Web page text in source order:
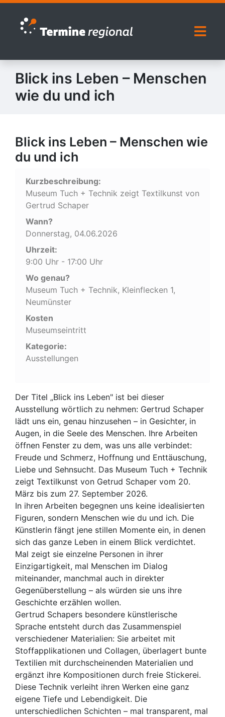
Zur Navigation springen
Zum Inhalt springen
Blick ins Leben – Menschen
wie du und ich
Blick ins Leben – Menschen wie
du und ich
Kurzbeschreibung:
Museum Tuch + Technik zeigt Textilkunst von
Gertrud Schaper
Wann?
Donnerstag, 04.06.2026
Uhrzeit:
9:00 Uhr - 17:00 Uhr
Wo genau?
Museum Tuch + Technik, Kleinflecken 1,
Neumünster
Kosten
Museumseintritt
Kategorie:
Ausstellungen
Der Titel „Blick ins Leben" ist bei dieser
Ausstellung wörtlich zu nehmen: Gertrud Schaper
lädt uns ein, genau hinzusehen – in Gesichter, in
Augen, in die Seele des Menschen. Ihre Arbeiten
öffnen Fenster zu dem, was uns alle verbindet:
Freude und Schmerz, Hoffnung und Enttäuschung,
Liebe und Sehnsucht. Das Museum Tuch + Technik
zeigt Textilkunst von Getrud Schaper vom 20.
März bis zum 27. September 2026.
In ihren Arbeiten begegnen uns keine idealisierten
Figuren, sondern Menschen wie du und ich. Die
Künstlerin fängt jene stillen Momente ein, in denen
sich das ganze Leben in einem Blick verdichtet.
Mal zeigt sie einzelne Personen in ihrer
Einzigartigkeit, mal Menschen im Dialog
miteinander, manchmal auch in direkter
Gegenüberstellung – als würden sie uns ihre
Geschichte erzählen wollen.
Gertrud Schapers besondere künstlerische
Sprache entsteht durch das Zusammenspiel
verschiedener Materialien: Sie arbeitet mit
Stoffapplikationen und Collagen, überlagert bunte
Textilien mit durchscheinenden Materialien und
ergänzt ihre Kompositionen durch freie Stickerei.
Diese Technik verleiht ihren Werken eine ganz
eigene Tiefe und Lebendigkeit. Die
unterschiedlichen Schichten – mal transparent, mal